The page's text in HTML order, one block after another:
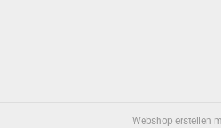
Webshop erstellen